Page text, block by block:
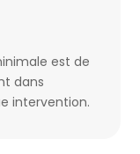
est de
dans
intervention.